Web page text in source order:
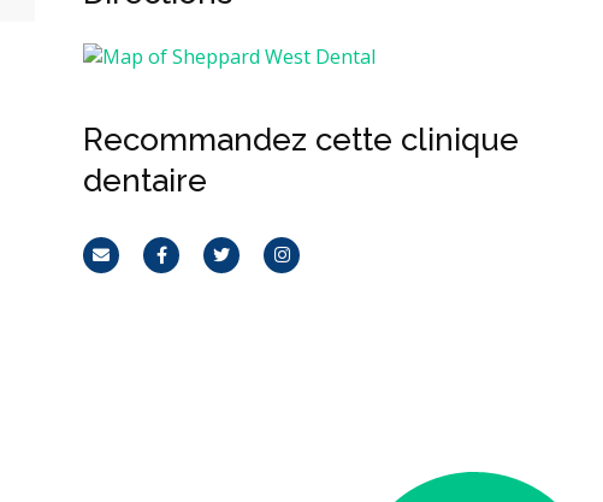
Recommandez cette clinique
dentaire
CourrielFacebookTwitterInstagram